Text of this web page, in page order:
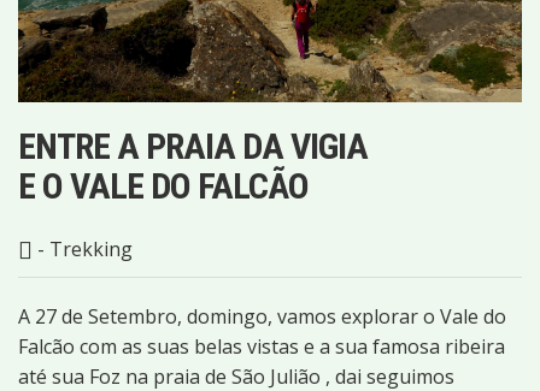
ENTRE A PRAIA DA VIGIA
E O VALE DO FALCÃO
- Trekking
A 27 de Setembro, domingo, vamos explorar o Vale do
Falcão com as suas belas vistas e a sua famosa ribeira
até sua Foz na praia de São Julião , dai seguimos